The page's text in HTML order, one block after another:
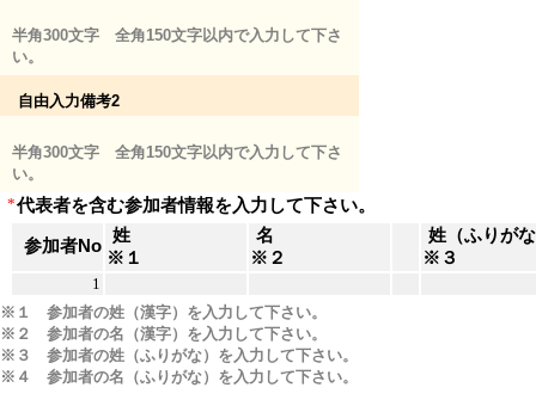
半角300文字 全角150文字以内で入力して下さ
い。
自由入力備考2
半角300文字 全角150文字以内で入力して下さ
い。
*代表者を含む参加者情報を入力して下さい。
参加者No
姓
※１
名
※２
姓（ふりが
※３
1
※１ 参加者の姓（漢字）を入力して下さい。
※２ 参加者の名（漢字）を入力して下さい。
※３ 参加者の姓（ふりがな）を入力して下さい。
※４ 参加者の名（ふりがな）を入力して下さい。